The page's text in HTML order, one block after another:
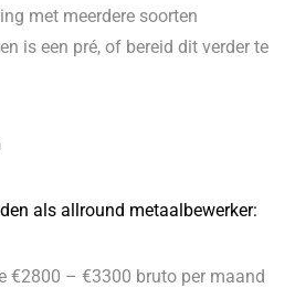
met meerdere soorten
is een pré, of bereid dit verder te
als allround metaalbewerker:
€2800 – €3300 bruto per maand